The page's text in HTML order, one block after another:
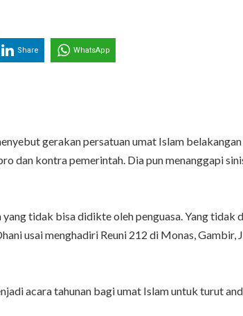
Share WhatsApp
gerakan persatuan umat Islam
dan kontra pemerintah. Dia pun menanggapi
tidak bisa didikte oleh penguasa. Yang tidak
usai menghadiri Reuni 212 di Monas, Gambir,
acara tahunan bagi umat Islam untuk turut